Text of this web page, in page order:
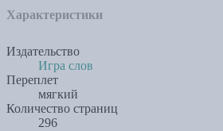
Характеристики
Издательство
Игра слов
Переплет
мягкий
Количество страниц
296